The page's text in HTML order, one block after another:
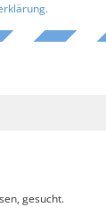
.
gesucht.